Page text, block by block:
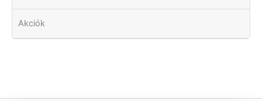
Akciók